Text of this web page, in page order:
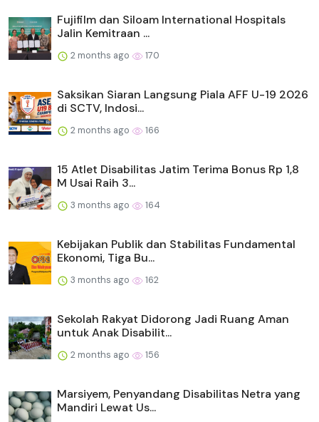
Fujifilm dan Siloam International Hospitals
Jalin Kemitraan ...
2 months ago 170
Saksikan Siaran Langsung Piala AFF U-19 2026
di SCTV, Indosi...
2 months ago 166
15 Atlet Disabilitas Jatim Terima Bonus Rp 1,8
M Usai Raih 3...
3 months ago 164
Kebijakan Publik dan Stabilitas Fundamental
Ekonomi, Tiga Bu...
3 months ago 162
Sekolah Rakyat Didorong Jadi Ruang Aman
untuk Anak Disabilit...
2 months ago 156
Marsiyem, Penyandang Disabilitas Netra yang
Mandiri Lewat Us...